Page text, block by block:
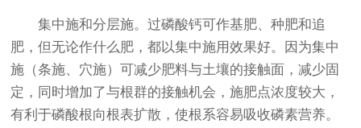
集中施和分层施。过磷酸钙可作基肥、种肥和追
肥，但无论作什么肥，都以集中施用效果好。因为集中
施（条施、穴施）可减少肥料与土壤的接触面，减少固
定，同时增加了与根群的接触机会，施肥点浓度较大，
有利于磷酸根向根表扩散，使根系容易吸收磷素营养。